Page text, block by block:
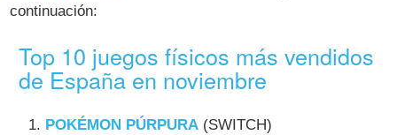
continuación:
Top 10 juegos físicos más vendidos
de España en noviembre
POKÉMON PÚRPURA (SWITCH)